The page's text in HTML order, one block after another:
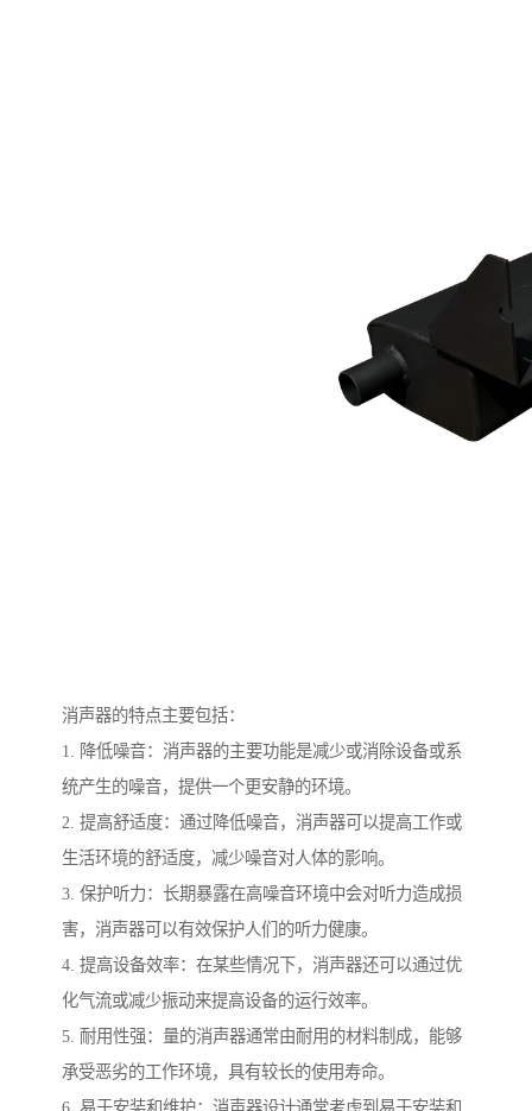
消声器的特点主要包括：
1. 降低噪音：消声器的主要功能是减少或消除设备或系
统产生的噪音，提供一个更安静的环境。
2. 提高舒适度：通过降低噪音，消声器可以提高工作或
生活环境的舒适度，减少噪音对人体的影响。
3. 保护听力：长期暴露在高噪音环境中会对听力造成损
害，消声器可以有效保护人们的听力健康。
4. 提高设备效率：在某些情况下，消声器还可以通过优
化气流或减少振动来提高设备的运行效率。
5. 耐用性强：量的消声器通常由耐用的材料制成，能够
承受恶劣的工作环境，具有较长的使用寿命。